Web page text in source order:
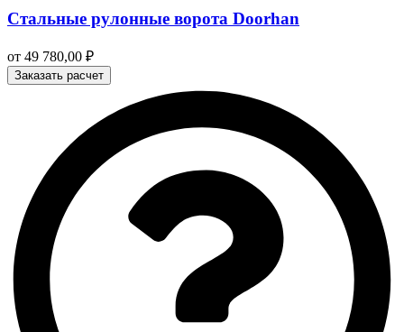
Стальные рулонные ворота Doorhan
от 49 780,00 ₽
Заказать расчет